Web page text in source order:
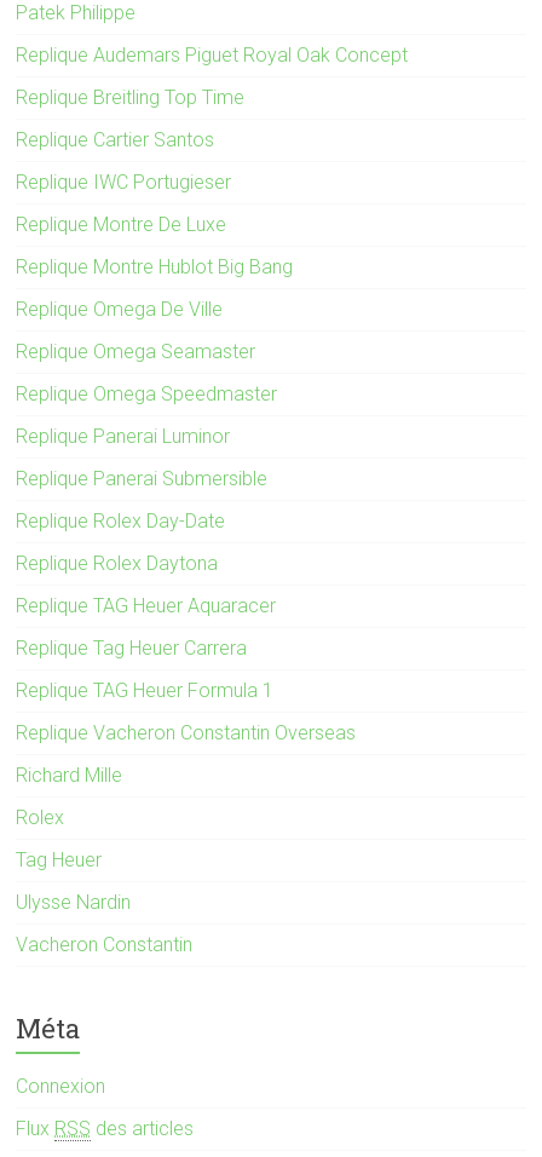
Patek Philippe
Replique Audemars Piguet Royal Oak Concept
Replique Breitling Top Time
Replique Cartier Santos
Replique IWC Portugieser
Replique Montre De Luxe
Replique Montre Hublot Big Bang
Replique Omega De Ville
Replique Omega Seamaster
Replique Omega Speedmaster
Replique Panerai Luminor
Replique Panerai Submersible
Replique Rolex Day-Date
Replique Rolex Daytona
Replique TAG Heuer Aquaracer
Replique Tag Heuer Carrera
Replique TAG Heuer Formula 1
Replique Vacheron Constantin Overseas
Richard Mille
Rolex
Tag Heuer
Ulysse Nardin
Vacheron Constantin
Méta
Connexion
Flux RSS des articles